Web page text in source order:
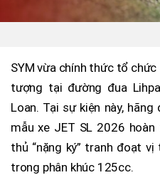
SYM vừa chính thức tổ
tượng tại đường đua
Loan. Tại sự kiện này,
mẫu xe JET SL 2026
thủ “nặng ký” tranh đoạt vị
trong phân khúc 125cc.